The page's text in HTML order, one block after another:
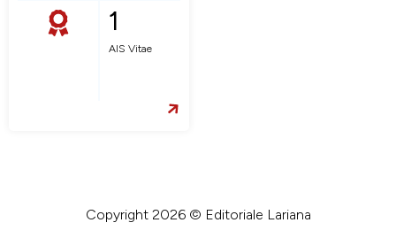
1
AIS Vitae
Copyright 2026 © Editoriale Lariana